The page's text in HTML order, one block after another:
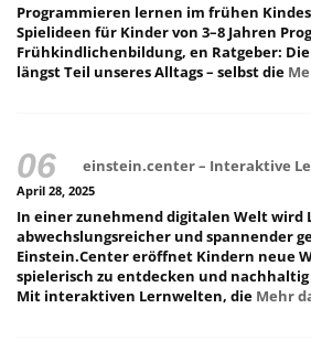
Programmieren lernen im frühen
Spielideen für Kinder von 3–8 Jahren
Frühkindlichenbildung, en Ratgeber:
längst Teil unseres Alltags – selbst die
einstein.center – Interaktive
April 28, 2025
In einer zunehmend digitalen Welt wird
abwechslungsreicher und spannender
Einstein.Center eröffnet Kindern neue
spielerisch zu entdecken und
Mit interaktiven Lernwelten, die Mehr